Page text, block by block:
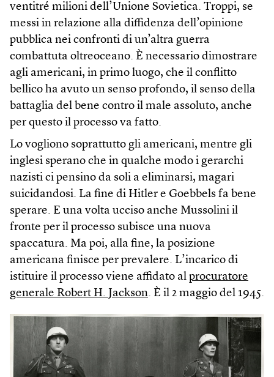
ventitré milioni dell’Unione Sovietica. Troppi, se
messi in relazione alla diffidenza dell’opinione
pubblica nei confronti di un’altra guerra
combattuta oltreoceano. È necessario dimostrare
agli americani, in primo luogo, che il conflitto
bellico ha avuto un senso profondo, il senso della
battaglia del bene contro il male assoluto, anche
per questo il processo va fatto.
Lo vogliono soprattutto gli americani, mentre gli
inglesi sperano che in qualche modo i gerarchi
nazisti ci pensino da soli a eliminarsi, magari
suicidandosi. La fine di Hitler e Goebbels fa bene
sperare. E una volta ucciso anche Mussolini il
fronte per il processo subisce una nuova
spaccatura. Ma poi, alla fine, la posizione
americana finisce per prevalere. L’incarico di
istituire il processo viene affidato al procuratore
generale Robert H. Jackson. È il 2 maggio del 1945.